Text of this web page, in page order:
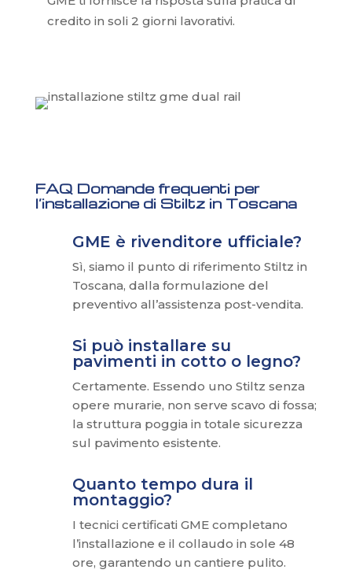
credito in soli 2 giorni lavorativi.
FAQ Domande frequenti per
l’installazione di Stiltz in Toscana
GME è rivenditore ufficiale?
Sì, siamo il punto di riferimento Stiltz in
Toscana, dalla formulazione del
preventivo all’assistenza post-vendita.
Si può installare su
pavimenti in cotto o legno?
Certamente. Essendo uno Stiltz senza
opere murarie, non serve scavo di fossa;
la struttura poggia in totale sicurezza
sul pavimento esistente.
Quanto tempo dura il
montaggio?
I tecnici certificati GME completano
l’installazione e il collaudo in sole 48
ore, garantendo un cantiere pulito.